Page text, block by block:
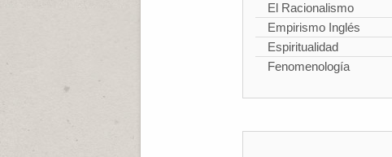
El Racionalismo
Empirismo Inglés
Espiritualidad
Fenomenología